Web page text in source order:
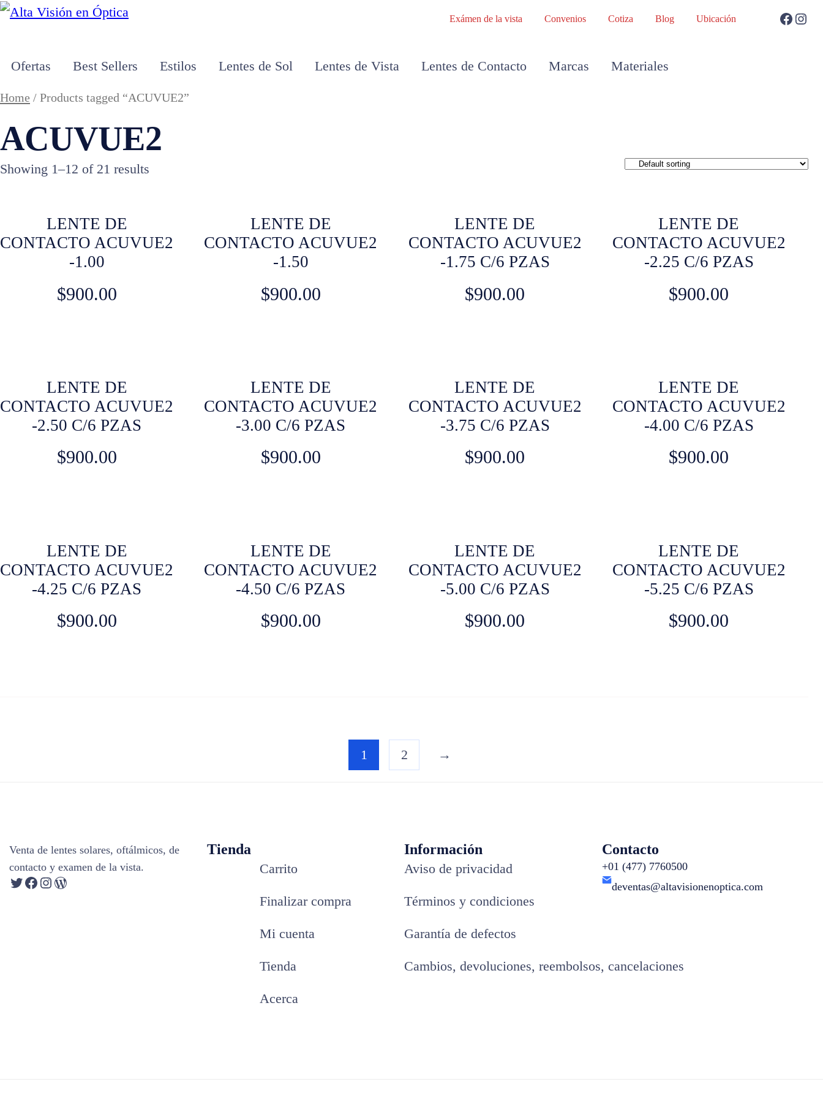
Exámen de la vista Convenios Cotiza Blog Ubicación
Ofertas Best Sellers Estilos Lentes de Sol Lentes de Vista Lentes de Contacto Marcas Materiales
Home / Products tagged “ACUVUE2”
ACUVUE2
Showing 1–12 of 21 results
LENTE DE
CONTACTO ACUVUE2
-1.00
$900.00
LENTE DE
CONTACTO ACUVUE2
-1.50
$900.00
LENTE DE
CONTACTO ACUVUE2
-1.75 C/6 PZAS
$900.00
LENTE DE
CONTACTO ACUVUE2
-2.25 C/6 PZAS
$900.00
LENTE DE
CONTACTO ACUVUE2
-2.50 C/6 PZAS
$900.00
LENTE DE
CONTACTO ACUVUE2
-3.00 C/6 PZAS
$900.00
LENTE DE
CONTACTO ACUVUE2
-3.75 C/6 PZAS
$900.00
LENTE DE
CONTACTO ACUVUE2
-4.00 C/6 PZAS
$900.00
LENTE DE
CONTACTO ACUVUE2
-4.25 C/6 PZAS
$900.00
LENTE DE
CONTACTO ACUVUE2
-4.50 C/6 PZAS
$900.00
LENTE DE
CONTACTO ACUVUE2
-5.00 C/6 PZAS
$900.00
LENTE DE
CONTACTO ACUVUE2
-5.25 C/6 PZAS
$900.00
1 2 →
Venta de lentes solares, oftálmicos, de
contacto y examen de la vista.
Tienda
Carrito
Finalizar compra
Mi cuenta
Tienda
Acerca
Información
Aviso de privacidad
Términos y condiciones
Garantía de defectos
Cambios, devoluciones, reembolsos, cancelaciones
Contacto
+01 (477) 7760500
deventas@altavisionenoptica.com